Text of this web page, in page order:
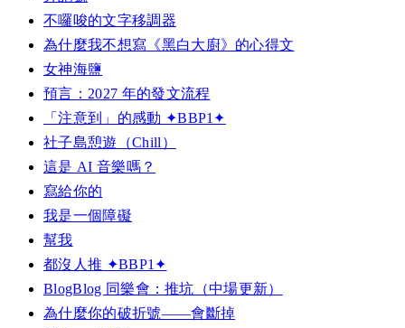
不囉唆的文字移調器
為什麼我不想寫《黑白大廚》的心得文
女神海鹽
預言：2027 年的發文流程
「注意到」的感動 ✦BBP1✦
社子島憩遊（Chill）
這是 AI 音樂嗎？
寫給你的
我是一個障礙
幫我
都沒人推 ✦BBP1✦
BlogBlog 同樂會：推坑（中場更新）
為什麼你的破折號——會斷掉